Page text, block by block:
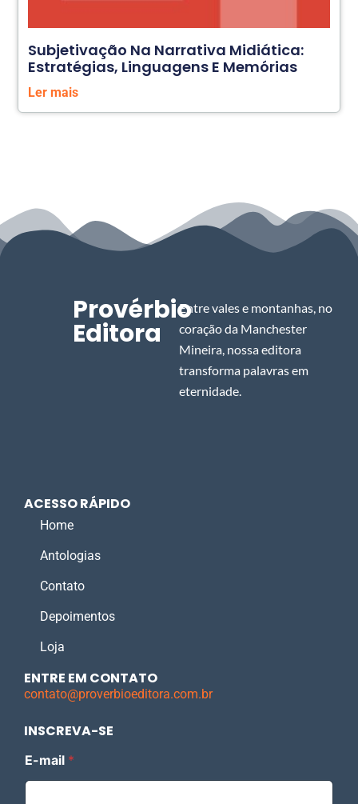
Subjetivação Na Narrativa Midiática:
Estratégias, Linguagens E Memórias
Ler mais
Provérbio
Editora
Entre vales e montanhas, no
coração da Manchester
Mineira, nossa editora
transforma palavras em
eternidade.
ACESSO RÁPIDO
Home
Antologias
Contato
Depoimentos
Loja
ENTRE EM CONTATO
contato@proverbioeditora.com.br
INSCREVA-SE
-
m
E-mail *